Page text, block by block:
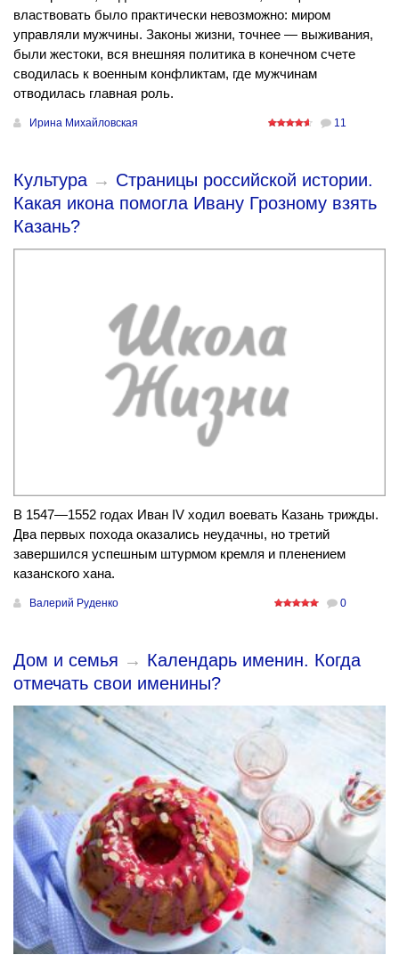
властвовать было практически невозможно: миром
управляли мужчины. Законы жизни, точнее — выживания,
были жестоки, вся внешняя политика в конечном счете
сводилась к военным конфликтам, где мужчинам
отводилась главная роль.
Ирина Михайловская 11
Культура → Страницы российской истории.
Какая икона помогла Ивану Грозному взять
Казань?
В 1547—1552 годах Иван IV ходил воевать Казань трижды.
Два первых похода оказались неудачны, но третий
завершился успешным штурмом кремля и пленением
казанского хана.
Валерий Руденко 0
Дом и семья → Календарь именин. Когда
отмечать свои именины?